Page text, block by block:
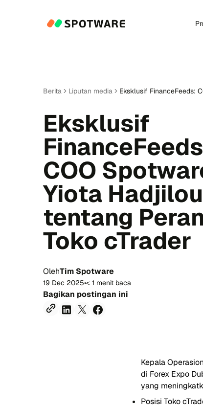
Berita Liputan media Eksklusif FinanceFeeds:
Eksklusif
COO
Yiota
tentang
Toko cTrader
OlehTim Spotware
19 Dec 2025•< 1 menit baca
Bagikan postingan ini
Kepala
di Forex Expo
yang
Posisi Toko